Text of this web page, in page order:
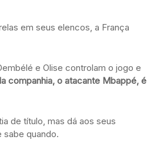
em seus elencos, a França
e Olise controlam o jogo e
companhia, o atacante Mbappé, é
de título, mas dá aos seus
quando.